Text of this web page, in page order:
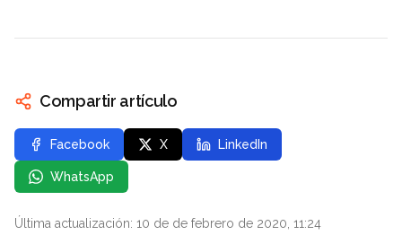
Compartir artículo
Facebook X LinkedIn
WhatsApp
Última actualización: 10 de de febrero de 2020, 11:24